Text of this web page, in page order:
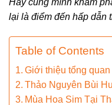
Hãy cùng mình khám
lại là điểm đến hấp dẫn
Table of Contents
Giới thiệu tổng
Thảo Nguyên Bùi
Mùa Hoa Sim Tại